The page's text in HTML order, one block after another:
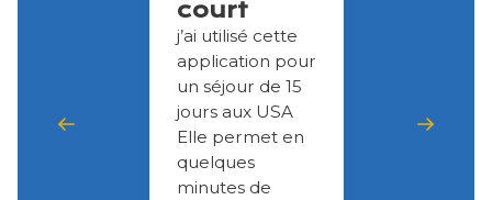
court
j’ai utilisé cette
application pour
un séjour de 15
jours aux USA
Elle permet en
quelques
minutes de